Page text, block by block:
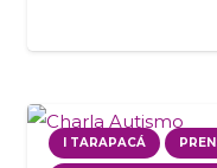
I TARAPACÁ